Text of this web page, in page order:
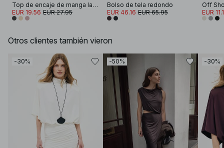
Top de encaje de manga larga
EUR 19.56 EUR 27.95
Bolso de tela redondo
EUR 46.16 EUR 65.95 EUR
Otros clientes también vieron
-30% -50% -30%